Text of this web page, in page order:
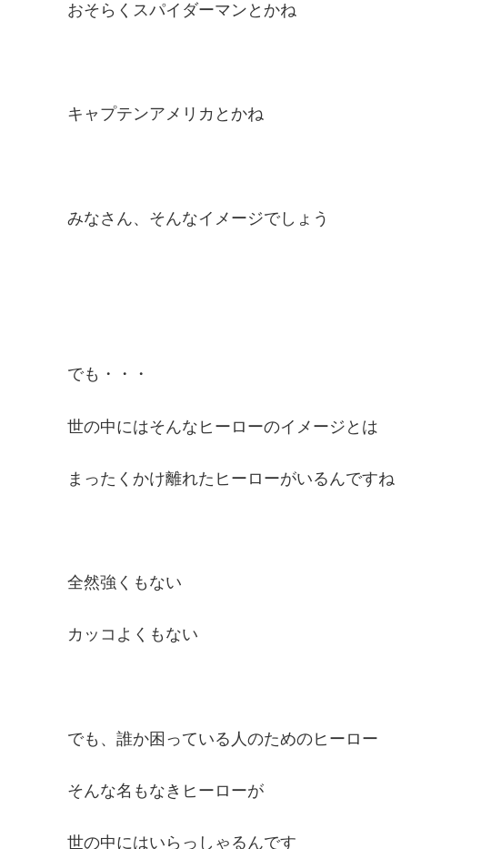
おそらくスパイダーマンとかね
キャプテンアメリカとかね
みなさん、そんなイメージでしょう
でも・・・
世の中にはそんなヒーローのイメージとは
まったくかけ離れたヒーローがいるんですね
全然強くもない
カッコよくもない
でも、誰か困っている人のためのヒーロー
そんな名もなきヒーローが
世の中にはいらっしゃるんです